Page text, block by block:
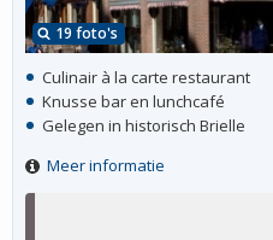
19 foto's
Culinair à la carte restaurant
Knusse bar en lunchcafé
Gelegen in historisch Brielle
Meer informatie